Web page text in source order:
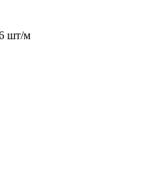
шт/м